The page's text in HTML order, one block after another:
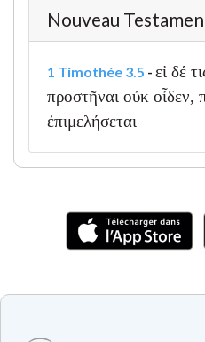
Nouveau
1 Timothée 3.5 - εἰ δέ
προστῆναι οὐκ οἶδεν,
ἐπιμελήσεται